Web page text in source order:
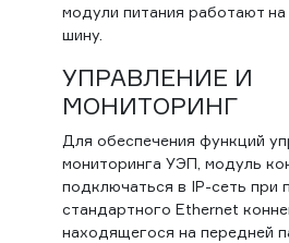
модули питания работают
шину.
УПРАВЛЕНИЕ И
МОНИТОРИНГ
Для обеспечения функций
мониторинга УЭП, модуль
подключаться в IP-сеть при
стандартного Ethernet
находящегося на передней